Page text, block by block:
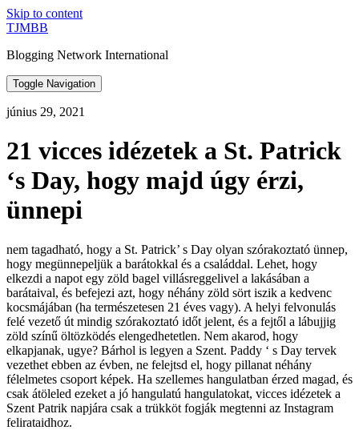
Skip to content
TJMBB
Blogging Network International
Toggle Navigation
június 29, 2021
21 vicces idézetek a St. Patrick
‘s Day, hogy majd úgy érzi,
ünnepi
nem tagadható, hogy a St. Patrick’ s Day olyan szórakoztató ünnep,
hogy megünnepeljük a barátokkal és a családdal. Lehet, hogy
elkezdi a napot egy zöld bagel villásreggelivel a lakásában a
barátaival, és befejezi azt, hogy néhány zöld sört iszik a kedvenc
kocsmájában (ha természetesen 21 éves vagy). A helyi felvonulás
felé vezető út mindig szórakoztató időt jelent, és a fejtől a lábujjig
zöld színű öltözködés elengedhetetlen. Nem akarod, hogy
elkapjanak, ugye? Bárhol is legyen a Szent. Paddy ‘ s Day tervek
vezethet ebben az évben, ne felejtsd el, hogy pillanat néhány
félelmetes csoport képek. Ha szellemes hangulatban érzed magad, és
csak átöleled ezeket a jó hangulatú hangulatokat, vicces idézetek a
Szent Patrik napjára csak a trükköt fogják megtenni az Instagram
felirataidhoz.